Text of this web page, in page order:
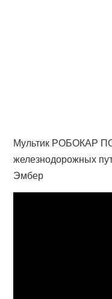
Мультик РОБОКАР
железнодорожных
Эмбер